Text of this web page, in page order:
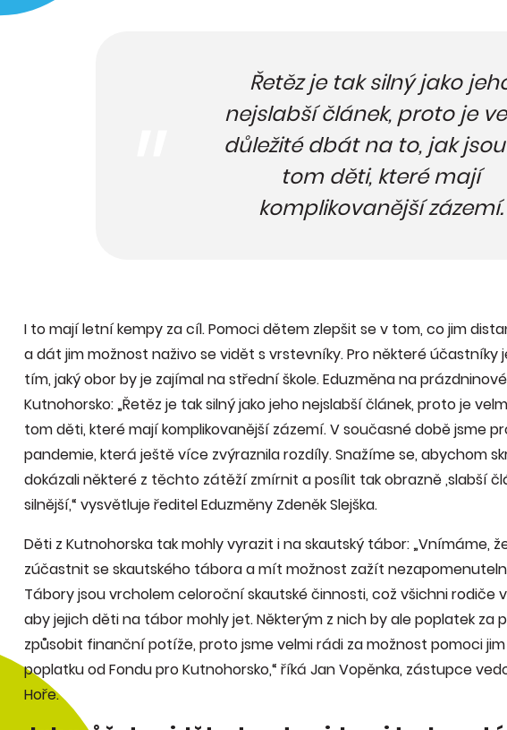
Řetěz je tak silný jako
nejslabší článek, proto je
důležité dbát na to, jak
tom děti, které mají
komplikovanější zázemí.
I to mají letní kempy za cíl. Pomoci dětem zlepšit se v tom, co jim
a dát jim možnost naživo se vidět s vrstevníky. Pro některé
tím, jaký obor by je zajímal na střední škole. Eduzměna na
Kutnohorsko: „Řetěz je tak silný jako jeho nejslabší článek, proto je
tom děti, které mají komplikovanější zázemí. V současné době jsme
pandemie, která ještě více zvýraznila rozdíly. Snažíme se, abychom
dokázali některé z těchto zátěží zmírnit a posílit tak obrazně ‚slabší
silnější,“ vysvětluje ředitel Eduzměny Zdeněk Slejška.
Děti z Kutnohorska tak mohly vyrazit i na skautský tábor: „Vnímáme,
zúčastnit se skautského tábora a mít možnost zažít
Tábory jsou vrcholem celoroční skautské činnosti, což všichni rodiče
aby jejich děti na tábor mohly jet. Některým z nich by ale poplatek
způsobit finanční potíže, proto jsme velmi rádi za možnost pomoci
poplatku od Fondu pro Kutnohorsko,“ říká Jan Vopěnka, zástupce
Hoře.